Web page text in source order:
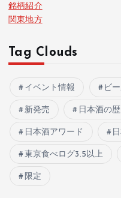
銘柄紹介
関東地方
Tag Clouds
イベント情報 ビ
新発売 日本酒の
日本酒アワード
東京食べログ3.5以上
限定